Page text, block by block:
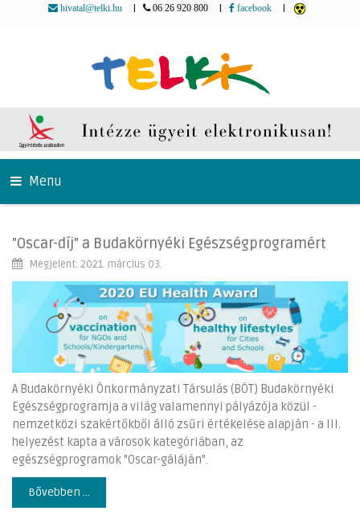
hivatal@telki.hu 06 26 920 800 facebook
Menu
"Oscar-díj" a Budakörnyéki Egészségprogramért
Megjelent: 2021. március 03.
A Budakörnyéki Önkormányzati Társulás (BÖT) Budakörnyéki
Egészségprogramja a világ valamennyi pályázója közül -
nemzetközi szakértőkből álló zsűri értékelése alapján - a III.
helyezést kapta a városok kategóriában, az
egészségprogramok "Oscar-gáláján".
Bővebben ...